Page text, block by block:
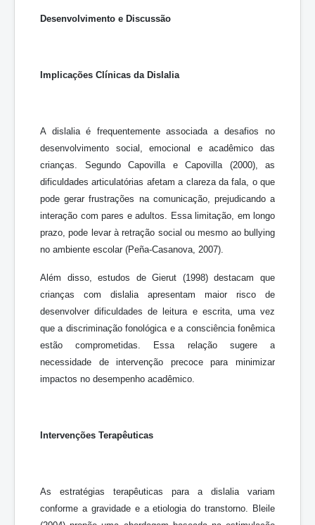
Desenvolvimento e Discussão
Implicações Clínicas da Dislalia
A dislalia é frequentemente associada a desafios no
desenvolvimento social, emocional e acadêmico das
crianças. Segundo Capovilla e Capovilla (2000), as
dificuldades articulatórias afetam a clareza da fala, o que
pode gerar frustrações na comunicação, prejudicando a
interação com pares e adultos. Essa limitação, em longo
prazo, pode levar à retração social ou mesmo ao bullying
no ambiente escolar (Peña-Casanova, 2007).
Além disso, estudos de Gierut (1998) destacam que
crianças com dislalia apresentam maior risco de
desenvolver dificuldades de leitura e escrita, uma vez
que a discriminação fonológica e a consciência fonêmica
estão comprometidas. Essa relação sugere a
necessidade de intervenção precoce para minimizar
impactos no desempenho acadêmico.
Intervenções Terapêuticas
As estratégias terapêuticas para a dislalia variam
conforme a gravidade e a etiologia do transtorno. Bleile